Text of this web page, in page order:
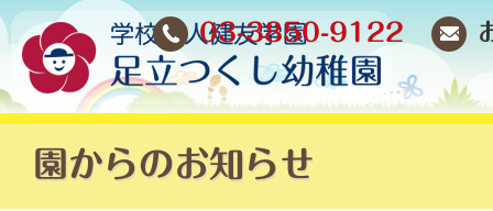
03-3850-9122
園からのお知らせ